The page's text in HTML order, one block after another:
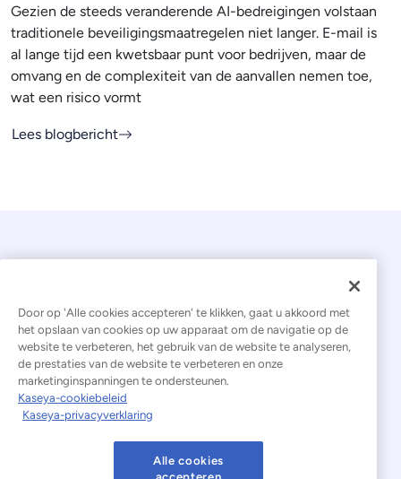
Gezien de steeds veranderende AI-bedreigingen volstaan
traditionele beveiligingsmaatregelen niet langer. E-mail is
al lange tijd een kwetsbaar punt voor bedrijven, maar de
omvang en de complexiteit van de aanvallen nemen toe,
wat een risico vormt
Lees blogbericht
© 2026 Kaseya. Alle rechten voorbehouden.
Nederlands
Verklaring inzake moderne slavernij
Gebruiksvoorwaarden van de website
Door op 'Alle cookies accepteren' te klikken, gaat u akkoord met
het opslaan van cookies op uw apparaat om de navigatie op de
website te verbeteren, het gebruik van de website te analyseren,
de prestaties van de website te verbeteren en onze
marketinginspanningen te ondersteunen.
Kaseya-cookiebeleid
Kaseya-privacyverklaring
Alle cookies